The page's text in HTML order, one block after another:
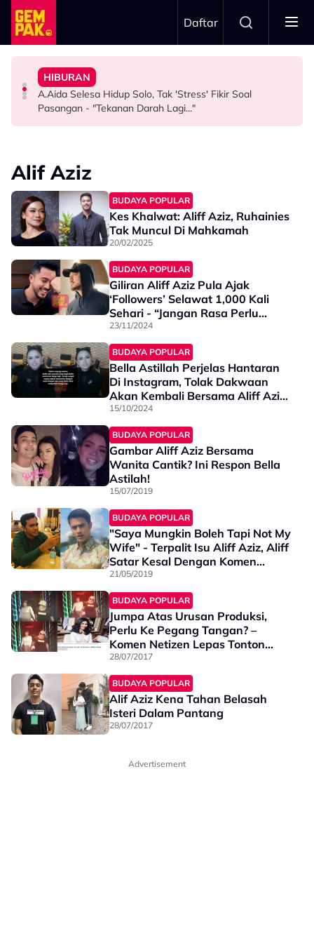
Skip to main content
Daftar
SELEBRITI
Ada Sebab Syida Melvin Buat Keputusan Tak Tinggal
Sebumbung Dengan Suami - “Saya Akan Mengalami
Tekanan Emosi…”
HIBURAN
A.Aida Selesa Hidup Solo, Tak 'Stress' Fikir Soal
Pasangan - "Tekanan Darah Lagi..."
HIBURAN
Netizen Terpukau Penampilan Hussain Di KLFW - “Face
Card Never Declined…”
HIBURAN
Insiden Pemain Maut Disambar Petir, Diana Danielle
Luah Kebimbangan Isu Keselamatan Perlawanan Bola
Sepak Ketika Cuaca Buruk
Alif Aziz
BUDAYA POPULAR
Kes Khalwat: Aliff Aziz, Ruhainies
Tak Muncul Di Mahkamah
20/02/2025
BUDAYA POPULAR
Giliran Aliff Aziz Pula Ajak
‘Followers’ Selawat 1,000 Kali
Sehari - “Jangan Rasa Perlu
Tunggu Jadi Orang Baik Untuk…”
23/11/2024
BUDAYA POPULAR
Bella Astillah Perjelas Hantaran
Di Instagram, Tolak Dakwaan
Akan Kembali Bersama Aliff Aziz
- “Sebenarnya Saya Takut Juga…”
15/10/2024
BUDAYA POPULAR
Gambar Aliff Aziz Bersama
Wanita Cantik? Ini Respon Bella
Astilah!
15/07/2019
BUDAYA POPULAR
"Saya Mungkin Boleh Tapi Not My
Wife" - Terpalit Isu Aliff Aziz, Aliff
Satar Kesal Dengan Komen
Melampau Netizen!
21/05/2019
BUDAYA POPULAR
Jumpa Atas Urusan Produksi,
Perlu Ke Pegang Tangan? –
Komen Netizen Lepas Tonton
CCTV
28/07/2017
BUDAYA POPULAR
Alif Aziz Kena Tahan Belasah
Isteri Dalam Pantang
28/07/2017
Advertisement